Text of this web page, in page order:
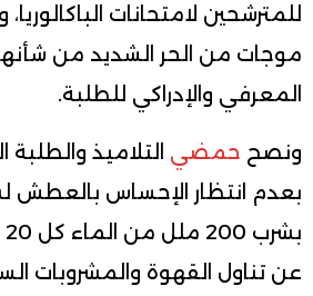
للمترشحين لامتحانات
موجات من الحر الشديد من
المعرفي والإدراكي للطلبة.
ونصح حمضي التلاميذ
بعدم انتظار الإحساس بالعطش
عن تناول القهوة والمشروبات